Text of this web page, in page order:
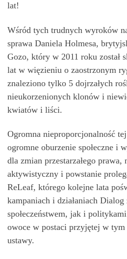
lat!
Wśród tych trudnych wyroków
sprawa Daniela Holmesa,
Gozo, który w 2011 roku został
lat w więzieniu o zaostrzonym
znaleziono tylko 5 dojrzałych
nieukorzenionych klonów i
kwiatów i liści.
Ogromna nieproporcjonalność
ogromne oburzenie społeczne i
dla zmian przestarzałego prawa,
aktywistyczny i powstanie
ReLeaf, którego kolejne lata
kampaniach i działaniach Dialog
społeczeństwem, jak i
owoce w postaci przyjętej w tym
ustawy.